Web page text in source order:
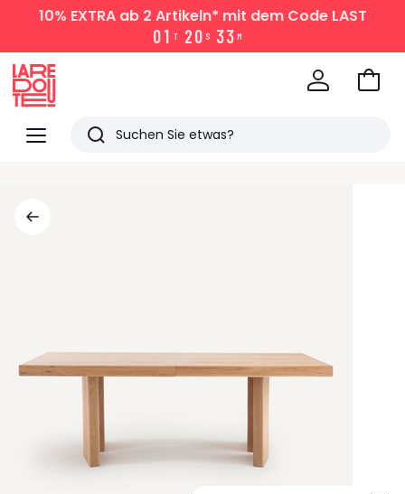
10% EXTRAab 2 Artikeln* mit dem Code LAST
01 T 20 S 33 M
Menü
Redoute
Suchen
Zum